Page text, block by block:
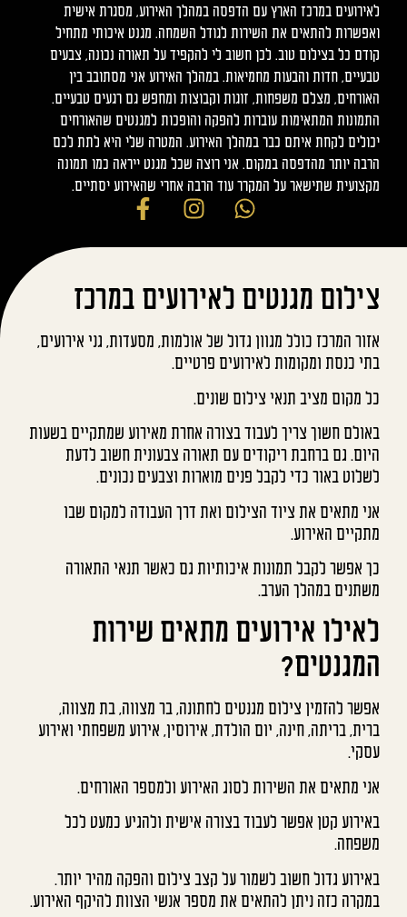
לאירועים במרכז הארץ עם הדפסה במהלך האירוע, מסגרת אישית
ואפשרות להתאים את השירות לגודל השמחה. מגנט איכותי מתחיל
קודם כל בצילום טוב. לכן חשוב לי להקפיד על תאורה נכונה, צבעים
טבעיים, חדות והבעות מחמיאות. במהלך האירוע אני מסתובב בין
האורחים, מצלם משפחות, זוגות וקבוצות ומחפש גם רגעים טבעיים.
התמונות המתאימות עוברות להפקה והופכות למגנטים שהאורחים
יכולים לקחת איתם כבר במהלך האירוע. המטרה שלי היא לתת לכם
הרבה יותר מהדפסה במקום. אני רוצה שכל מגנט ייראה כמו תמונה
מקצועית שתישאר על המקרר עוד הרבה אחרי שהאירוע יסתיים.
צילום מגנטים לאירועים במרכז
אזור המרכז כולל מגוון גדול של אולמות, מסעדות, גני אירועים,
בתי כנסת ומקומות לאירועים פרטיים.
כל מקום מציב תנאי צילום שונים.
באולם חשוך צריך לעבוד בצורה אחרת מאירוע שמתקיים בשעות
היום. גם ברחבת ריקודים עם תאורה צבעונית חשוב לדעת
לשלוט באור כדי לקבל פנים מוארות וצבעים נכונים.
אני מתאים את ציוד הצילום ואת דרך העבודה למקום שבו
מתקיים האירוע.
כך אפשר לקבל תמונות איכותיות גם כאשר תנאי התאורה
משתנים במהלך הערב.
לאילו אירועים מתאים שירות
המגנטים?
אפשר להזמין צילום מגנטים לחתונה, בר מצווה, בת מצווה,
ברית, בריתה, חינה, יום הולדת, אירוסין, אירוע משפחתי ואירוע
עסקי.
אני מתאים את השירות לסוג האירוע ולמספר האורחים.
באירוע קטן אפשר לעבוד בצורה אישית ולהגיע כמעט לכל
משפחה.
באירוע גדול חשוב לשמור על קצב צילום והפקה מהיר יותר.
במקרה כזה ניתן להתאים את מספר אנשי הצוות להיקף האירוע.